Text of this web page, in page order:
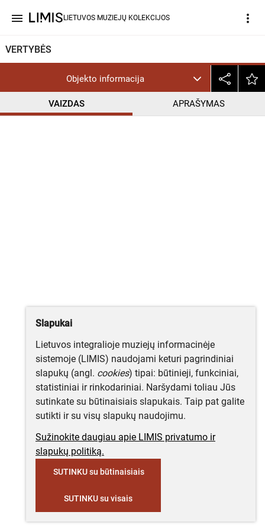
menu LIETUVOS MUZIEJŲ KOLEKCIJOS more_vert
VERTYBĖS
Objekto informacija
VAIZDAS APRAŠYMAS
Slapukai
Lietuvos integralioje muziejų informacinėje
sistemoje (LIMIS) naudojami keturi pagrindiniai
slapukų (angl. cookies) tipai: būtinieji, funkciniai,
statistiniai ir rinkodariniai. Naršydami toliau Jūs
sutinkate su būtinaisiais slapukais. Taip pat galite
sutikti ir su visų slapukų naudojimu.
Sužinokite daugiau apie LIMIS privatumo ir
slapukų politiką.
SUTINKU su būtinaisiais
SUTINKU su visais